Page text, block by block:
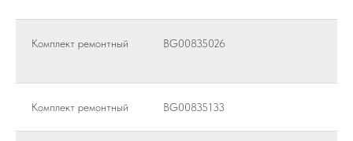
Комплект ремонтный BG00835026
Комплект ремонтный BG00835133